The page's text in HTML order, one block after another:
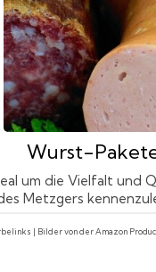
Wurst-
um die Vielfalt und
Metzgers
| Bilder von der Amazon